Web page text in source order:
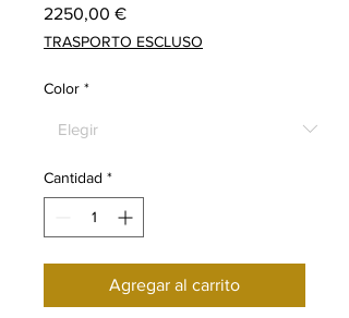
2250,00 €Precio
TRASPORTO ESCLUSO
Color *
Cantidad *
Agregar al carrito